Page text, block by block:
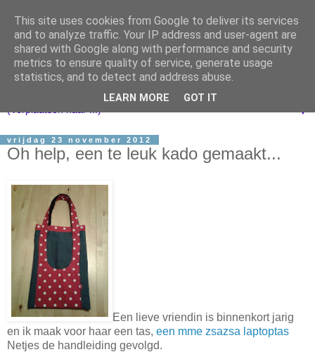
▼
vrijdag 23 november 2012
Oh help, een te leuk kado gemaakt...
Een lieve vriendin is binnenkort jarig
en ik maak voor haar een tas, een mme zsazsa laptoptas
Netjes de handleiding gevolgd.
This site uses cookies from Google to deliver its services
and to analyze traffic. Your IP address and user-agent are
shared with Google along with performance and security
metrics to ensure quality of service, generate usage
statistics, and to detect and address abuse.
LEARN MORE GOT IT